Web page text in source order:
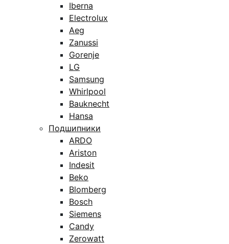
Iberna
Electrolux
Aeg
Zanussi
Gorenje
LG
Samsung
Whirlpool
Bauknecht
Hansa
Подшипники
ARDO
Ariston
Indesit
Beko
Blomberg
Bosch
Siemens
Candy
Zerowatt